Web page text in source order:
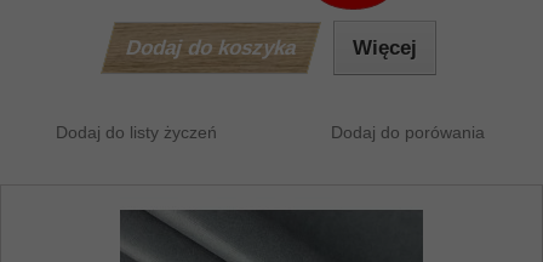
Dodaj do koszyka Więcej
Dodaj do listy życzeń Dodaj do porówania